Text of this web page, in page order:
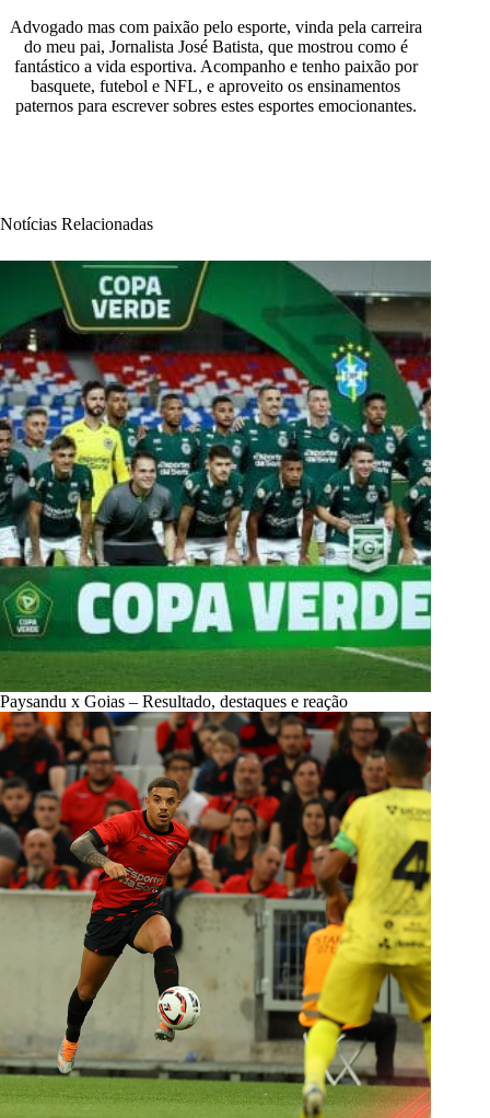
Advogado mas com paixão pelo esporte, vinda pela carreira
do meu pai, Jornalista José Batista, que mostrou como é
fantástico a vida esportiva. Acompanho e tenho paixão por
basquete, futebol e NFL, e aproveito os ensinamentos
paternos para escrever sobres estes esportes emocionantes.
Notícias Relacionadas
Paysandu x Goias – Resultado, destaques e reação